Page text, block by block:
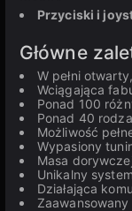
Przyciski i
Główne
W pełni
Wciągająca
Ponad 100
Ponad 40
Możliwość
Wypasiony
Masa
Unikalny
Działająca